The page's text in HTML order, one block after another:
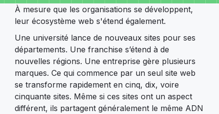
À mesure que les organisations se développent,
leur écosystème web s'étend également.
Une université lance de nouveaux sites pour ses
départements. Une franchise s’étend à de
nouvelles régions. Une entreprise gère plusieurs
marques. Ce qui commence par un seul site web
se transforme rapidement en cinq, dix, voire
cinquante sites. Même si ces sites ont un aspect
différent, ils partagent généralement le même ADN